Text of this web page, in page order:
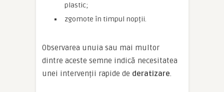
plastic;
zgomote în timpul nopții.
Observarea unuia sau mai multor
dintre aceste semne indică necesitatea
unei intervenții rapide de deratizare.